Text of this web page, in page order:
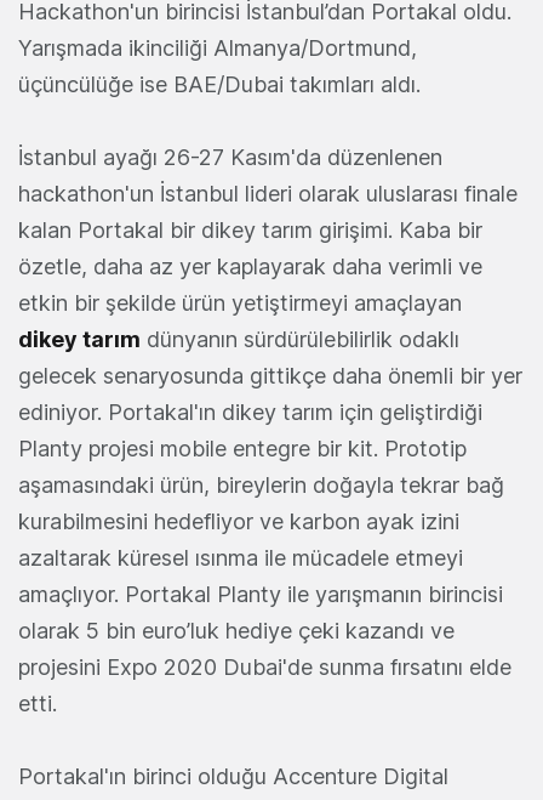
Hackathon'un birincisi İstanbul’dan Portakal oldu.
Yarışmada ikinciliği Almanya/Dortmund,
üçüncülüğe ise BAE/Dubai takımları aldı.
İstanbul ayağı 26-27 Kasım'da düzenlenen
hackathon'un İstanbul lideri olarak uluslarası finale
kalan Portakal bir dikey tarım girişimi. Kaba bir
özetle, daha az yer kaplayarak daha verimli ve
etkin bir şekilde ürün yetiştirmeyi amaçlayan
dikey tarım dünyanın sürdürülebilirlik odaklı
gelecek senaryosunda gittikçe daha önemli bir yer
ediniyor. Portakal'ın dikey tarım için geliştirdiği
Planty projesi mobile entegre bir kit. Prototip
aşamasındaki ürün, bireylerin doğayla tekrar bağ
kurabilmesini hedefliyor ve karbon ayak izini
azaltarak küresel ısınma ile mücadele etmeyi
amaçlıyor. Portakal Planty ile yarışmanın birincisi
olarak 5 bin euro’luk hediye çeki kazandı ve
projesini Expo 2020 Dubai'de sunma fırsatını elde
etti.
Portakal'ın birinci olduğu Accenture Digital